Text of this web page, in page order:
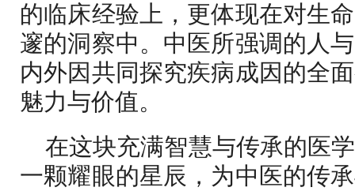
的临床经验上，更体现在对生
邃的洞察中。中医所强调的人
内外因共同探究疾病成因的全
魅力与价值。
在这块充满智慧与传承的医
一颗耀眼的星辰，为中医的传